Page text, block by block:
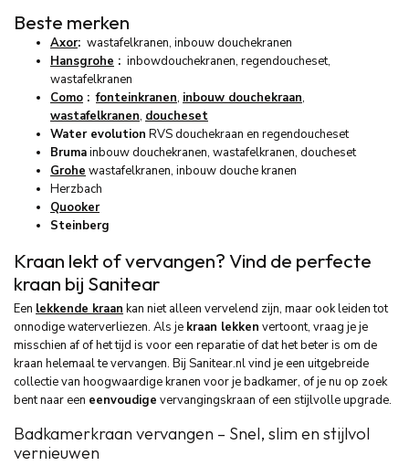
Beste merken
Axor: wastafelkranen, inbouw douchekranen
Hansgrohe : inbowdouchekranen, regendoucheset,
wastafelkranen
Como : fonteinkranen, inbouw douchekraan,
wastafelkranen, doucheset
Water evolution RVS douchekraan en regendoucheset
Brumainbouw douchekranen, wastafelkranen, doucheset
Grohe wastafelkranen, inbouw douche kranen
Herzbach
Quooker
Steinberg
Kraan lekt of vervangen? Vind de perfecte
kraan bij Sanitear
Een lekkende kraan kan niet alleen vervelend zijn, maar ook leiden tot
onnodige waterverliezen. Als je kraan lekken vertoont, vraag je je
misschien af of het tijd is voor een reparatie of dat het beter is om de
kraan helemaal te vervangen. Bij Sanitear.nl vind je een uitgebreide
collectie van hoogwaardige kranen voor je badkamer, of je nu op zoek
bent naar een eenvoudige vervangingskraan of een stijlvolle upgrade.
Badkamerkraan vervangen – Snel, slim en stijlvol
vernieuwen